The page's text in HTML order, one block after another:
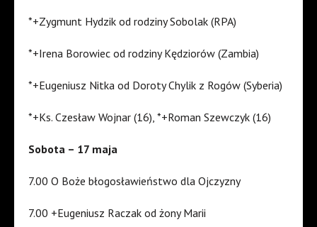
*+Zygmunt Hydzik od rodziny Sobolak (RPA)
*+Irena Borowiec od rodziny Kędziorów (Zambia)
*+Eugeniusz Nitka od Doroty Chylik z Rogów (Syberia)
*+Ks. Czesław Wojnar (16), *+Roman Szewczyk (16)
Sobota – 17 maja
7.00 O Boże błogosławieństwo dla Ojczyzny
7.00 +Eugeniusz Raczak od żony Marii